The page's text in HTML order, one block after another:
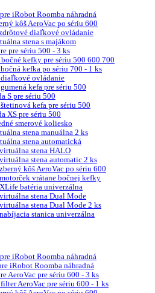
iRobot Roomba náhradná
kôš AeroVac po sériu 600
diaľkové ovládanie
stena s majákom
pre sériu 500 - 3 ks
kefky pre sériu 500 600 700
kefka po sériu 700 - 1 ks
ovládanie
kefa pre sériu 500
S pre sériu 500
kefa pre sériu 500
XS pre sériu 500
smerové koliesko
stena manuálna 2 ks
stena automatická
stena HALO
stena automatic 2 ks
kôš AeroVac po sériu 600
vrátane bočnej kefky
batéria univerzálna
stena Dual Mode
stena Dual Mode 2 ks
stanica univerzálna
iRobot Roomba náhradná
iRobot Roomba náhradná
AeroVac pre sériu 600 - 3 ks
AeroVac pre sériu 600 - 1 ks